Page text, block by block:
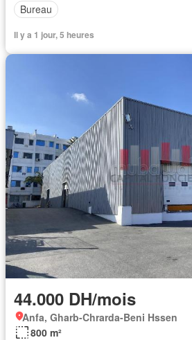
Bureau
Il y a 1 jour, 5 heures
44.000 DH/mois
Anfa, Gharb-Chrarda-Beni Hssen
800 m²